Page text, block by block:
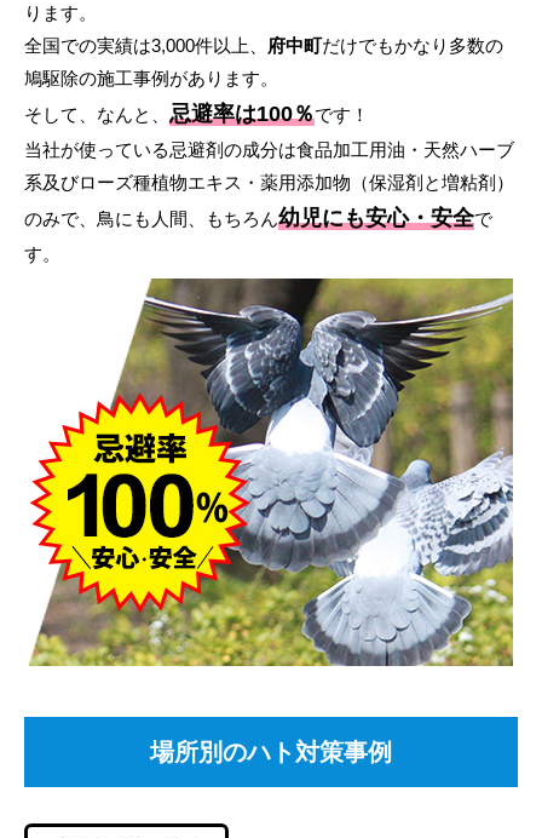
ります。
全国での実績は3,000件以上、 府中町だけでもかなり多数の
鳩駆除の施工事例があります。
そして、なんと、 忌避率は100％です！
当社が使っている忌避剤の成分は食品加工用油・天然ハーブ
系及びローズ種植物エキス・薬用添加物（保湿剤と増粘剤）
のみで、鳥にも人間、もちろん幼児にも安心・安全で
す。
場所別のハト対策事例